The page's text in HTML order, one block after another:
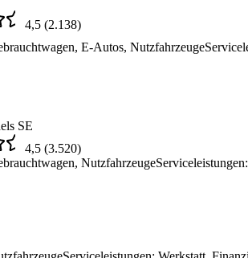
4,5 (2.138)
E-Autos, Nutzfahrzeuge
SE
4,5 (3.520)
NutzfahrzeugeServiceleistungen: